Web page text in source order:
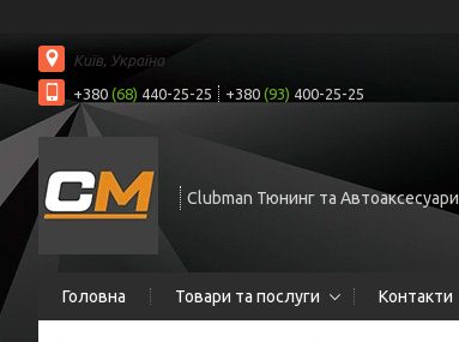
Київ, Україна
+380 (68) 440-25-25 +380 (93) 400-25-25
Clubman Тюнинг та Автоаксесуари
Головна Товари та послуги Контакти